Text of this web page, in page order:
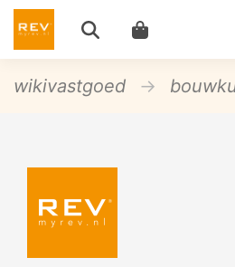
wikivastgoed